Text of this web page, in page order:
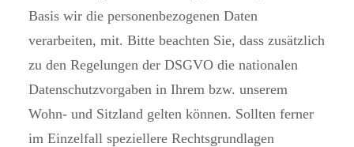
Basis wir die personenbezogenen Daten
verarbeiten, mit. Bitte beachten Sie, dass zusätzlich
zu den Regelungen der DSGVO die nationalen
Datenschutzvorgaben in Ihrem bzw. unserem
Wohn- und Sitzland gelten können. Sollten ferner
im Einzelfall speziellere Rechtsgrundlagen